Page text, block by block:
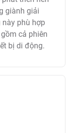
giành giải
phù hợp
cả phiên
bị di động.